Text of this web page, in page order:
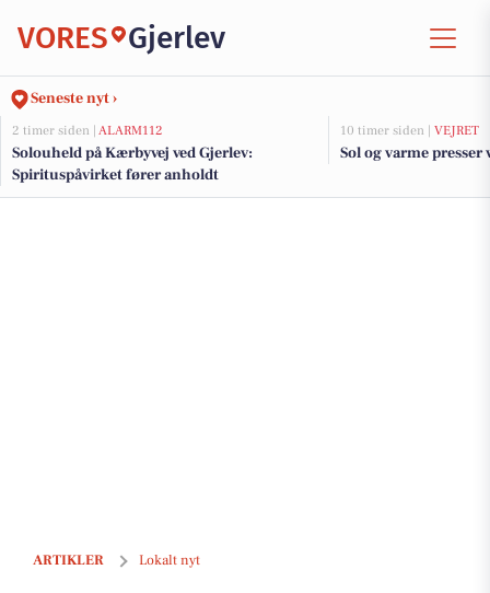
VORES Gjerlev
Seneste nyt ›
2 timer siden | ALARM112
Solouheld på Kærbyvej ved Gjerlev:
Spirituspåvirket fører anholdt
10 timer siden | VEJRET
Sol og varme presser
ARTIKLER Lokalt nyt
Fjordløbet 2025 samlede næsten 900 deltagere i sol og vestenvind